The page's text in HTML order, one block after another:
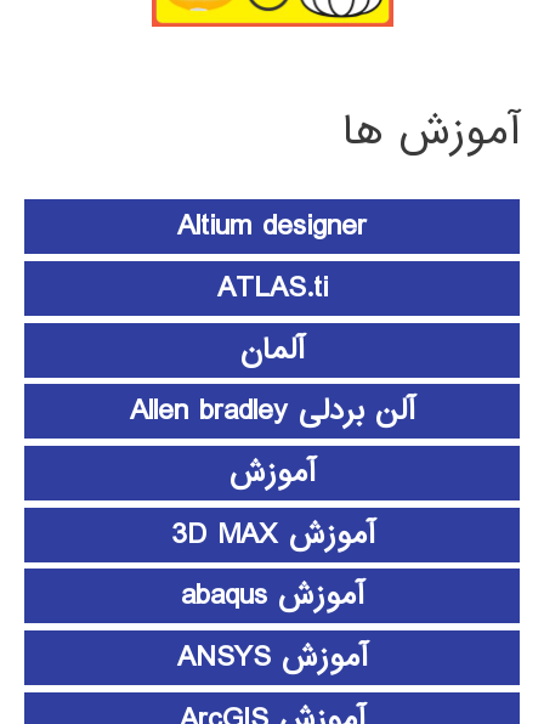
آموزش ها
Altium designer
ATLAS.ti
آلمان
آلن بردلی Allen bradley
آموزش
آموزش 3D MAX
آموزش abaqus
آموزش ANSYS